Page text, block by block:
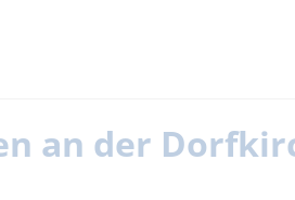
an der